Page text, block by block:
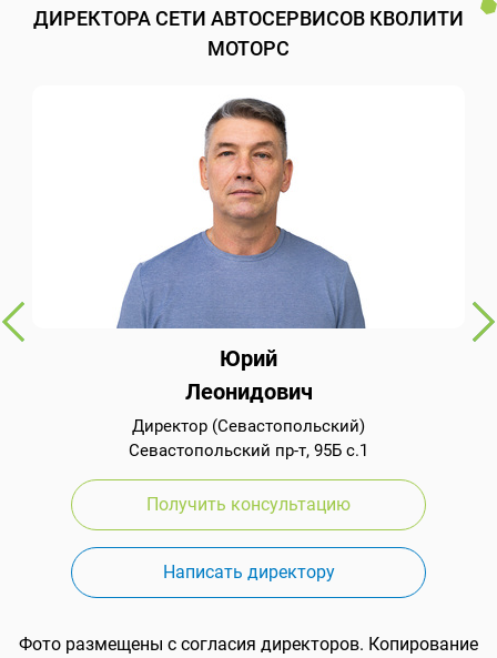
ДИРЕКТОРА СЕТИ АВТОСЕРВИСОВ КВОЛИТИ
МОТОРС
Юрий
Леонидович
Директор (Севастопольский)
Севастопольский пр-т, 95Б с.1
Получить консультацию
Написать директору
Фото размещены с согласия директоров. Копирование